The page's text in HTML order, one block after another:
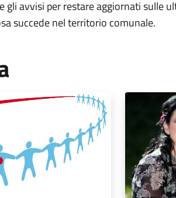
gli avvisi per restare aggiornati sulle
succede nel territorio comunale.